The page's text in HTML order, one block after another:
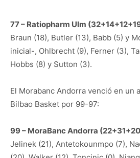
77 – Ratiopharm Ulm
Braun (18), Butler (13), Babb (5) y
inicial-, Ohlbrecht (9), Ferner (3),
Hobbs (8) y Sutton (3).
El Morabanc Andorra venció en un
Bilbao Basket por 99-97:
99 – MoraBanc Andorra
Jelinek (21), Antetokounmpo (7),